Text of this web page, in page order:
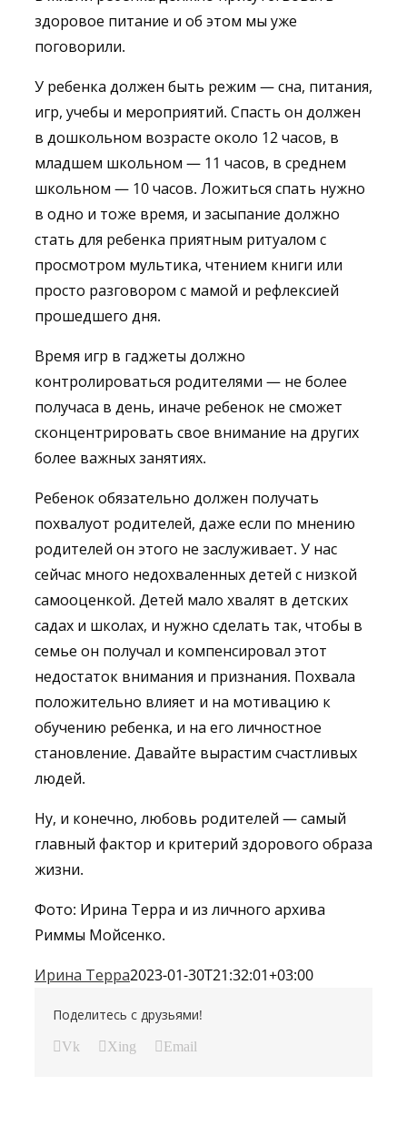
здоровое питание и об этом мы уже
поговорили.
У ребенка должен быть режим — сна, питания,
игр, учебы и мероприятий. Спасть он должен
в дошкольном возрасте около 12 часов, в
младшем школьном — 11 часов, в среднем
школьном — 10 часов. Ложиться спать нужно
в одно и тоже время, и засыпание должно
стать для ребенка приятным ритуалом с
просмотром мультика, чтением книги или
просто разговором с мамой и рефлексией
прошедшего дня.
Время игр в гаджеты должно
контролироваться родителями — не более
получаса в день, иначе ребенок не сможет
сконцентрировать свое внимание на других
более важных занятиях.
Ребенок обязательно должен получать
похвалуот родителей, даже если по мнению
родителей он этого не заслуживает. У нас
сейчас много недохваленных детей с низкой
самооценкой. Детей мало хвалят в детских
садах и школах, и нужно сделать так, чтобы в
семье он получал и компенсировал этот
недостаток внимания и признания. Похвала
положительно влияет и на мотивацию к
обучению ребенка, и на его личностное
становление. Давайте вырастим счастливых
людей.
Ну, и конечно, любовь родителей — самый
главный фактор и критерий здорового образа
жизни.
Фото: Ирина Терра и из личного архива
Риммы Мойсенко.
Ирина Терра2023-01-30T21:32:01+03:00
Поделитесь с друзьями!
Vk Xing Email